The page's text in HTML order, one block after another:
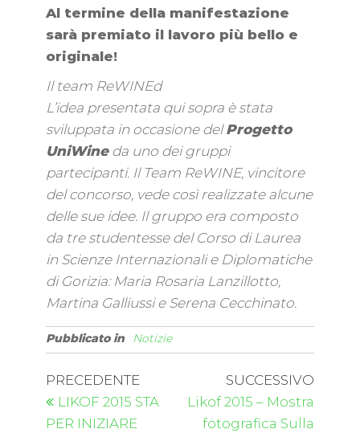
Al termine della manifestazione
sarà premiato il lavoro più bello e
originale!
Il team ReWINEd
L’idea presentata qui sopra è stata
sviluppata in occasione delProgetto
UniWineda uno dei gruppi
partecipanti. Il Team ReWINE, vincitore
del concorso, vede così realizzate alcune
delle sue idee. Il gruppo era composto
da tre studentesse del Corso di Laurea
in Scienze Internazionali e Diplomatiche
di Gorizia: Maria Rosaria Lanzillotto,
Martina Galliussi e Serena Cecchinato.
Pubblicato in Notizie
PRECEDENTE
LIKOF 2015 STA
PER INIZIARE
SUCCESSIVO
Likof 2015 – Mostra
fotografica Sulla